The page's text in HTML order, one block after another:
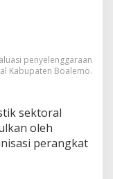
penyelenggaraan
Kabupaten Boalemo.
sektoral
oleh
perangkat